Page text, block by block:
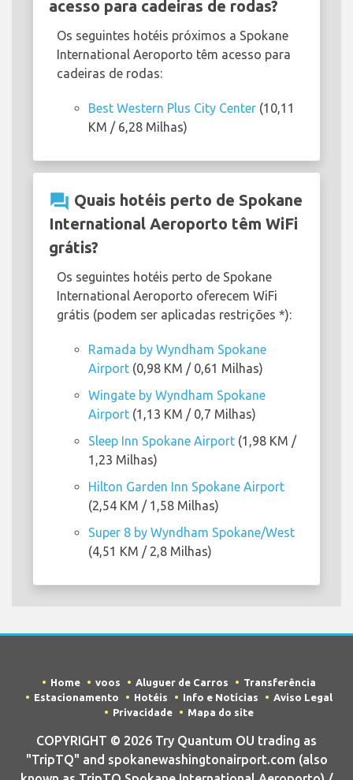
acesso para cadeiras de rodas?
Os seguintes hotéis próximos a Spokane
International Aeroporto têm acesso para
cadeiras de rodas:
Best Western Plus City Center (10,11
KM / 6,28 Milhas)
question_answer Quais hotéis perto de Spokane
International Aeroporto têm WiFi
grátis?
Os seguintes hotéis perto de Spokane
International Aeroporto oferecem WiFi
grátis (podem ser aplicadas restrições *):
Ramada by Wyndham Spokane
Airport (0,98 KM / 0,61 Milhas)
Wingate by Wyndham Spokane
Airport (1,13 KM / 0,7 Milhas)
Sleep Inn Spokane Airport (1,98 KM /
1,23 Milhas)
Hilton Garden Inn Spokane Airport
(2,54 KM / 1,58 Milhas)
Super 8 by Wyndham Spokane/West
(4,51 KM / 2,8 Milhas)
Home voos Aluguer de Carros
Transferência
Estacionamento
Hotéis Info e Notícias
Aviso Legal
Privacidade
Mapa do site
COPYRIGHT © 2026 Try Quantum OU trading as
"TripTQ" and spokanewashingtonairport.com (also